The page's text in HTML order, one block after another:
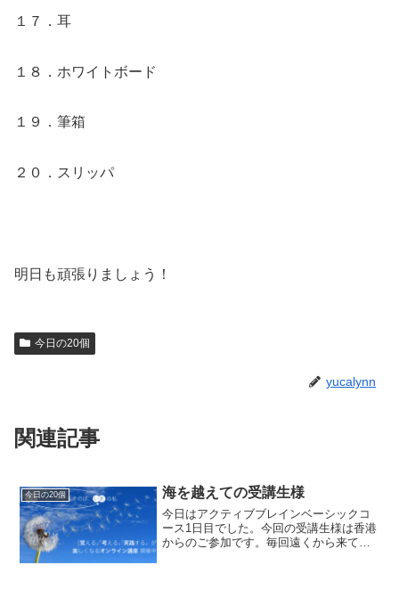
１７．耳
１８．ホワイトボード
１９．筆箱
２０．スリッパ
明日も頑張りましょう！
今日の20個
yucalynn
関連記事
今日の20個 海を越えての受講生様
今日はアクティブブレインベーシックコ
ース1日目でした。今回の受講生様は香港
からのご参加です。毎回遠くから来て下